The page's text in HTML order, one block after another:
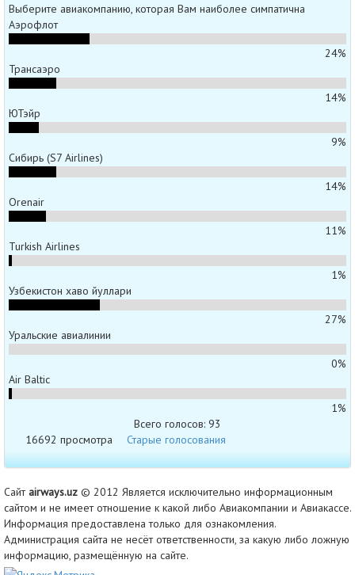
Выберите авиакомпанию, которая Вам наиболее симпатична
Аэрофлот
24%
Трансаэро
14%
ЮТэйр
9%
Сибирь (S7 Airlines)
14%
Orenair
11%
Turkish Airlines
1%
Узбекистон хаво йуллари
27%
Уральские авиалинии
0%
Air Baltic
1%
Всего голосов: 93
16692 просмотра
Старые голосования
Сайтairways.uz © 2012 Является исключительно информационным
сайтом и не имеет отношение к какой либо Авиакомпании и Авиакассе.
Информация предоставлена только для ознакомления.
Администрация сайта не несёт ответственности, за какую либо ложную
информацию, размещённую на сайте.